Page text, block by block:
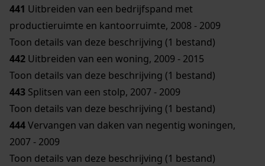
441 Uitbreiden van een bedrijfspand met
productieruimte en kantoorruimte, 2008 - 2009
Toon details van deze beschrijving (1 bestand)
442 Uitbreiden van een woning, 2009 - 2015
Toon details van deze beschrijving (1 bestand)
443 Splitsen van een stolp, 2007 - 2009
Toon details van deze beschrijving (1 bestand)
444Vervangen van daken van negentig woningen,
2007 - 2009
Toon details van deze beschrijving (1 bestand)